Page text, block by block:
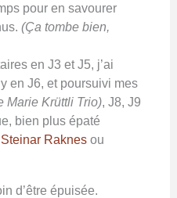
pour en savourer
(Ça tombe bien,
en J3 et J5, j’ai
en J6, et poursuivi mes
Marie Krüttli Trio), J8, J9
bien plus épaté
Steinar Raknes ou
d’être épuisée.